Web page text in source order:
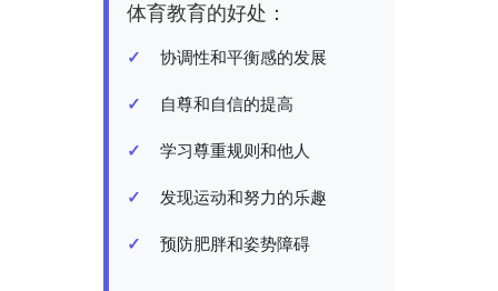
体育教育的好处：
协调性和平衡感的发展
自尊和自信的提高
学习尊重规则和他人
发现运动和努力的乐趣
预防肥胖和姿势障碍